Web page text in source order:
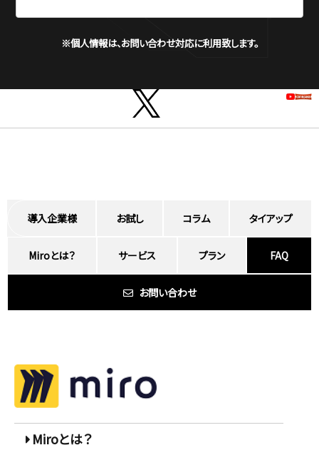
※個人情報は、お問い合わせ対応に利用致します。
導入企業様 お試し コラム タイアップ
Miroとは？ サービス プラン FAQ
お問い合わせ
Miroとは？